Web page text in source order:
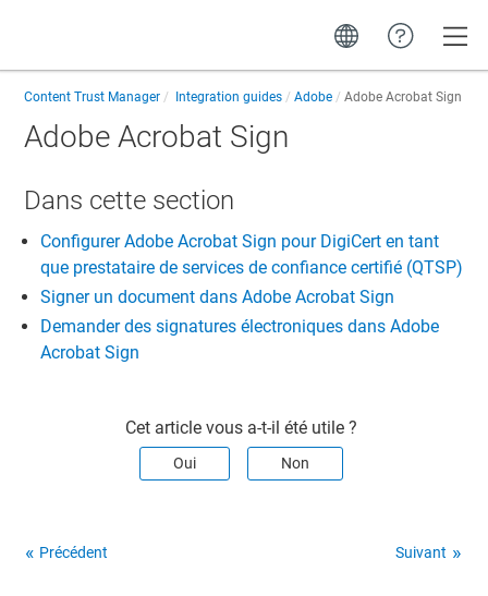
Content Trust Manager Integration guides Adobe Adobe Acrobat Sign
Adobe Acrobat Sign
Dans cette section​
Configurer Adobe Acrobat Sign pour DigiCert en tant
que prestataire de services de confiance certifié (QTSP)
Signer un document dans Adobe Acrobat Sign
Demander des signatures électroniques dans Adobe
Acrobat Sign
Cet article vous a-t-il été utile ?
Oui Non
Précédent Suivant